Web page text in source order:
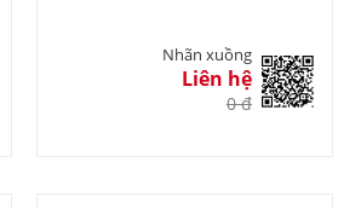
Nhãn xuồng
Liên hệ
0 đ